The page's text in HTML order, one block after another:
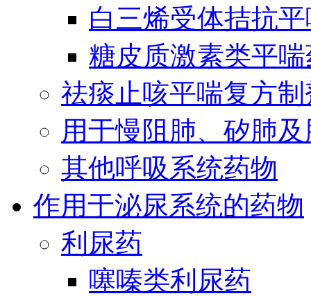
白三烯受体拮抗
糖皮质激素类平
祛痰止咳平喘复方制
用于慢阻肺、矽肺
其他呼吸系统药物
作用于泌尿系统的药物
利尿药
噻嗪类利尿药